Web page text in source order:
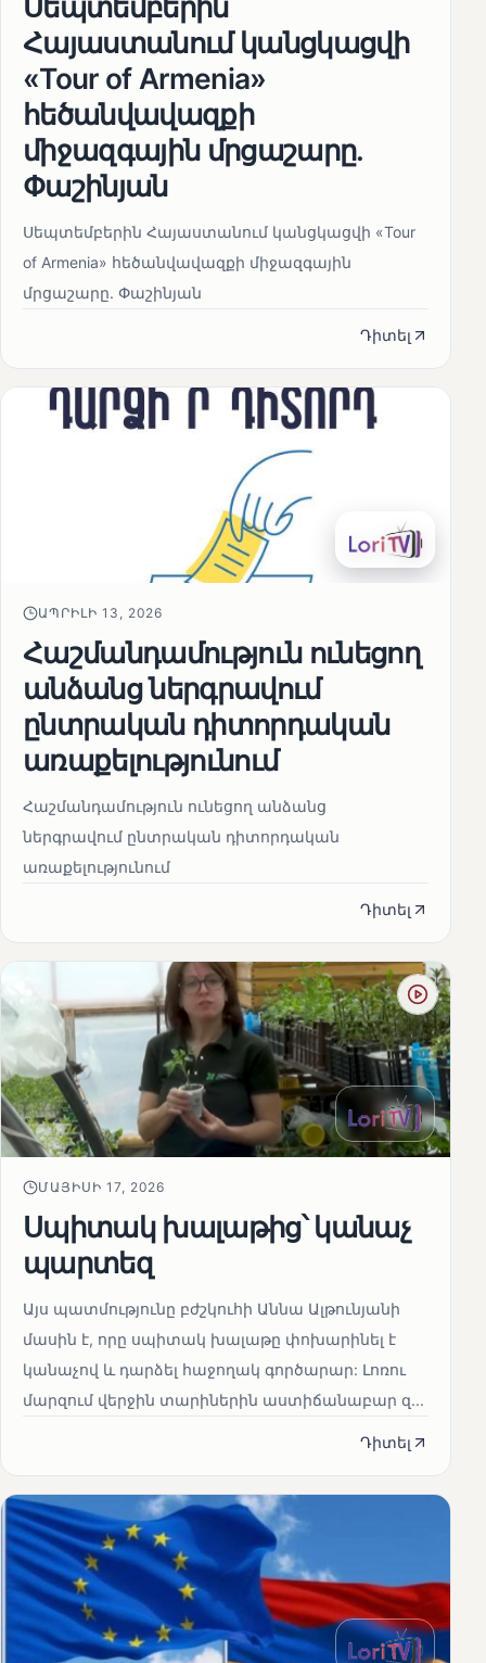
Հայաստանում կանցկացվի
«Tour of Armenia»
հեծանվավազքի
միջազգային մրցաշարը.
Փաշինյան
Սեպտեմբերին Հայաստանում կանցկացվի «Tour
of Armenia» հեծանվավազքի միջազգային
մրցաշարը. Փաշինյան
Դիտել
ԱՊՐԻԼԻ 13, 2026
Հաշմանդամություն ունեցող
անձանց ներգրավում
ընտրական դիտորդական
առաքելությունում
Հաշմանդամություն ունեցող անձանց
ներգրավում ընտրական դիտորդական
առաքելությունում
Դիտել
ՄԱՅԻՍԻ 17, 2026
Սպիտակ խալաթից՝ կանաչ
պարտեզ
Այս պատմությունը բժշկուհի Աննա Ալթունյանի
մասին է, որը սպիտակ խալաթը փոխարինել է
կանաչով և դարձել հաջողակ գործարար: Լոռու
մարզում վերջին տարիներին աստիճանաբար զ...
Դիտել